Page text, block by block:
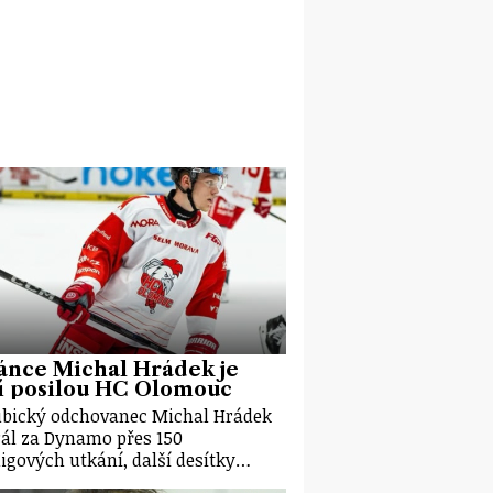
Michal Hrádek je
posilou HC Olomouc
odchovanec Michal Hrádek
za Dynamo přes 150
utkání, další desítky…